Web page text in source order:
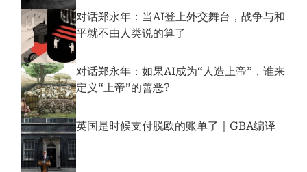
对话郑永年：当AI登上外交舞台，战争与和
平就不由人类说的算了
对话郑永年：如果AI成为“人造上帝”，谁来
定义“上帝”的善恶?
英国是时候支付脱欧的账单了｜GBA编译